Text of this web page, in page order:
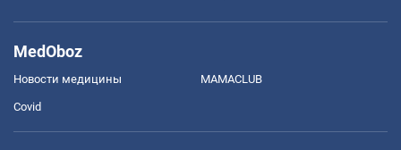
MedOboz
Новости медицины MAMACLUB
Covid